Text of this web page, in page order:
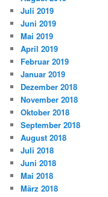
Juli 2019
Juni 2019
Mai 2019
April 2019
Februar 2019
Januar 2019
Dezember 2018
November 2018
Oktober 2018
September 2018
August 2018
Juli 2018
Juni 2018
Mai 2018
März 2018